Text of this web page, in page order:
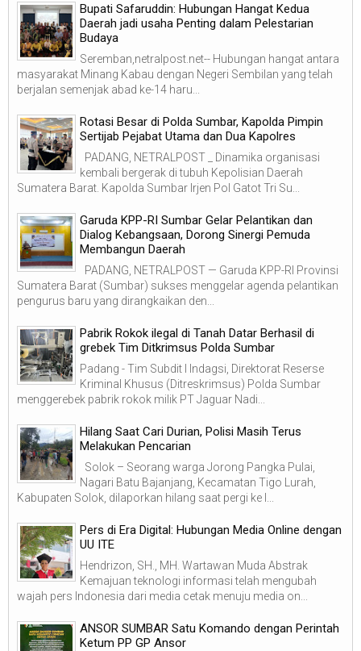
Bupati Safaruddin: Hubungan Hangat Kedua
Daerah jadi usaha Penting dalam Pelestarian
Budaya
Seremban,netralpost.net-- Hubungan hangat antara
masyarakat Minang Kabau dengan Negeri Sembilan yang telah
berjalan semenjak abad ke-14 haru...
Rotasi Besar di Polda Sumbar, Kapolda Pimpin
Sertijab Pejabat Utama dan Dua Kapolres
PADANG, NETRALPOST _ Dinamika organisasi
kembali bergerak di tubuh Kepolisian Daerah
Sumatera Barat. Kapolda Sumbar Irjen Pol Gatot Tri Su...
Garuda KPP-RI Sumbar Gelar Pelantikan dan
Dialog Kebangsaan, Dorong Sinergi Pemuda
Membangun Daerah
PADANG, NETRALPOST — Garuda KPP-RI Provinsi
Sumatera Barat (Sumbar) sukses menggelar agenda pelantikan
pengurus baru yang dirangkaikan den...
Pabrik Rokok ilegal di Tanah Datar Berhasil di
grebek Tim Ditkrimsus Polda Sumbar
Padang - Tim Subdit I Indagsi, Direktorat Reserse
Kriminal Khusus (Ditreskrimsus) Polda Sumbar
menggerebek pabrik rokok milik PT Jaguar Nadi...
Hilang Saat Cari Durian, Polisi Masih Terus
Melakukan Pencarian
Solok – Seorang warga Jorong Pangka Pulai,
Nagari Batu Bajanjang, Kecamatan Tigo Lurah,
Kabupaten Solok, dilaporkan hilang saat pergi ke l...
Pers di Era Digital: Hubungan Media Online dengan
UU ITE
Hendrizon, SH., MH. Wartawan Muda Abstrak
Kemajuan teknologi informasi telah mengubah
wajah pers Indonesia dari media cetak menuju media on...
ANSOR SUMBAR Satu Komando dengan Perintah
Ketum PP GP Ansor